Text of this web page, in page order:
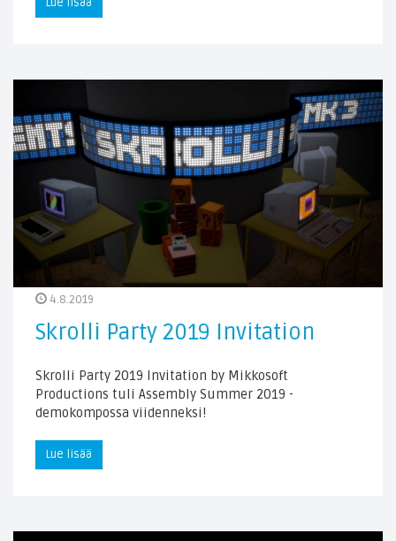
4.8.2019
Skrolli Party 2019 Invitation
Skrolli Party 2019 Invitation by Mikkosoft
Productions tuli Assembly Summer 2019 -
demokompossa viidenneksi!
Lue lisää